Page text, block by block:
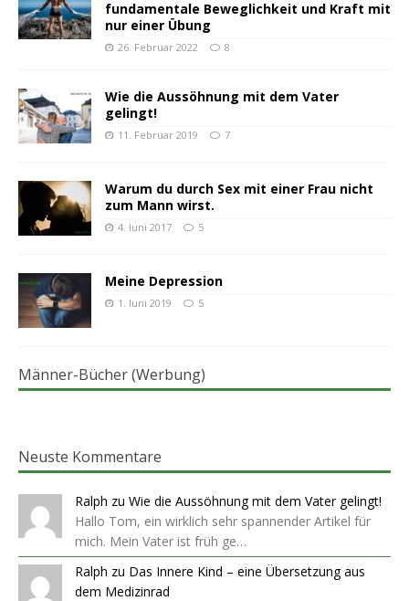
fundamentale Beweglichkeit und Kraft mit
nur einer Übung
26. Februar 2022 8
Wie die Aussöhnung mit dem Vater
gelingt!
11. Februar 2019 7
Warum du durch Sex mit einer Frau nicht
zum Mann wirst.
4. Juni 2017 5
Meine Depression
1. Juni 2019 5
Männer-Bücher (Werbung)
Neuste Kommentare
Ralph zu Wie die Aussöhnung mit dem Vater gelingt!
Hallo Tom, ein wirklich sehr spannender Artikel für
mich. Mein Vater ist früh ge…
Ralph zu Das Innere Kind – eine Übersetzung aus
dem Medizinrad